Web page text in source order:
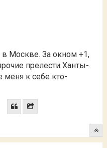
Москве. За окном +1,
прелести Ханты-
меня к себе кто-